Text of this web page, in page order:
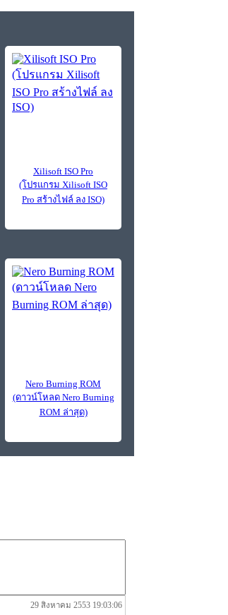
Xilisoft ISO Pro
(โปรแกรม Xilisoft ISO
Pro สร้างไฟล์ ลง ISO)
Nero Burning ROM
(ดาวน์โหลด Nero Burning
ROM ล่าสุด)
29 สิงหาคม 2553 19:03:06